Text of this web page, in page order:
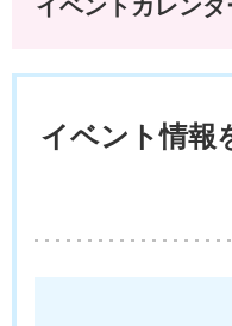
イベントカレンダ
イベント情報